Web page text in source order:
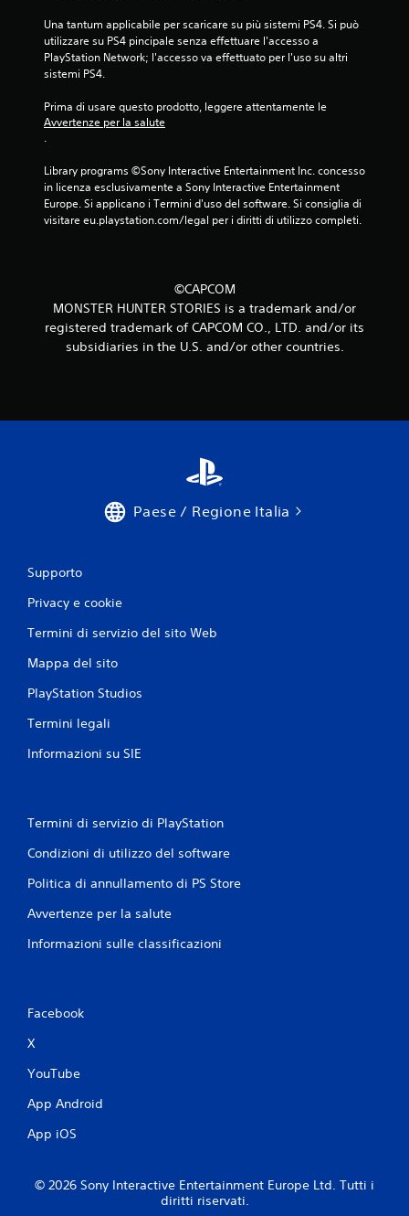
Una tantum applicabile per scaricare su più sistemi PS4. Si può
utilizzare su PS4 pincipale senza effettuare l'accesso a
PlayStation Network; l'accesso va effettuato per l'uso su altri
sistemi PS4.
Prima di usare questo prodotto, leggere attentamente le
Avvertenze per la salute
.
Library programs ©Sony Interactive Entertainment Inc. concesso
in licenza esclusivamente a Sony Interactive Entertainment
Europe. Si applicano i Termini d'uso del software. Si consiglia di
visitare eu.playstation.com/legal per i diritti di utilizzo completi.
©CAPCOM
MONSTER HUNTER STORIES is a trademark and/or
registered trademark of CAPCOM CO., LTD. and/or its
subsidiaries in the U.S. and/or other countries.
Paese / Regione Italia
Supporto
Privacy e cookie
Termini di servizio del sito Web
Mappa del sito
PlayStation Studios
Termini legali
Informazioni su SIE
Termini di servizio di PlayStation
Condizioni di utilizzo del software
Politica di annullamento di PS Store
Avvertenze per la salute
Informazioni sulle classificazioni
Facebook
X
YouTube
App Android
App iOS
© 2026 Sony Interactive Entertainment Europe Ltd. Tutti i
diritti riservati.